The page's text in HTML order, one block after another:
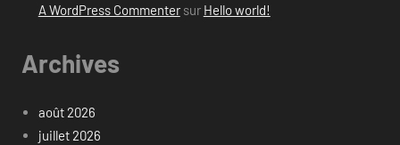
A WordPress Commentersur Hello world!
Archives
août 2026
juillet 2026